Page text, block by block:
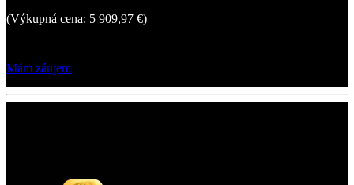
(Výkupná cena: 5 909,97 €)
Mám záujem